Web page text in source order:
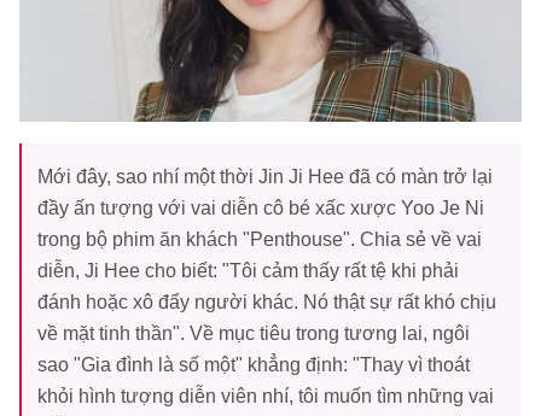
Mới đây, sao nhí một thời Jin Ji Hee đã có màn trở lại
đầy ấn tượng với vai diễn cô bé xấc xược Yoo Je Ni
trong bộ phim ăn khách "Penthouse". Chia sẻ về vai
diễn, Ji Hee cho biết: "Tôi cảm thấy rất tệ khi phải
đánh hoặc xô đẩy người khác. Nó thật sự rất khó chịu
về mặt tinh thần". Về mục tiêu trong tương lai, ngôi
sao "Gia đình là số một" khẳng định: "Thay vì thoát
khỏi hình tượng diễn viên nhí, tôi muốn tìm những vai